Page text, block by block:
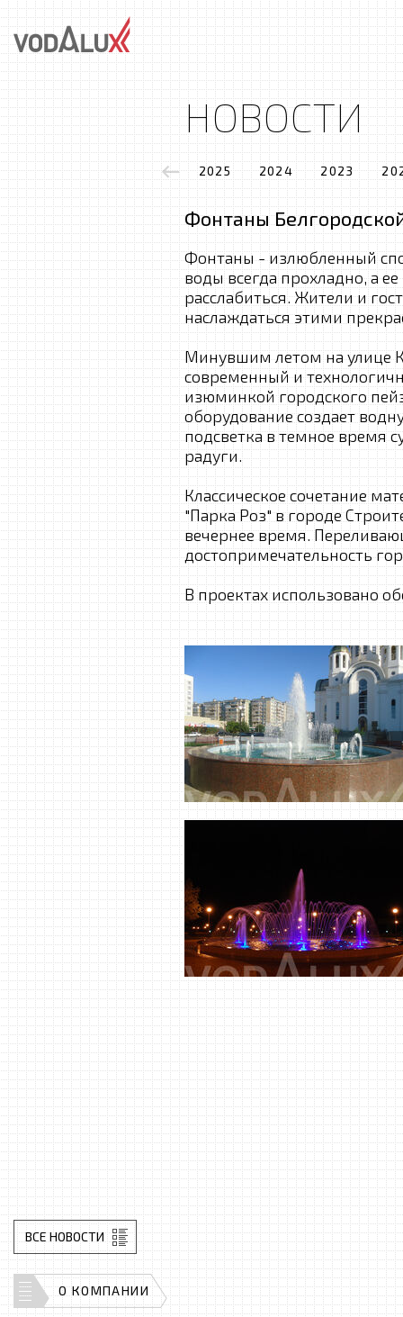
НОВОСТИ
2025 2024 2023
Фонтаны
Фонтаны - излюбленный
воды всегда прохладно, а
расслабиться. Жители и
наслаждаться этими
Минувшим летом на улице
современный и
изюминкой городского
оборудование создает
подсветка в темное время
радуги.
Классическое сочетание
"Парка Роз" в городе
вечернее время.
достопримечательность
В проектах использовано
ВСЕ НОВОСТИ
О КОМПАНИИ